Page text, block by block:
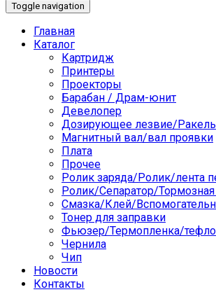
Toggle navigation
Главная
Каталог
Картридж
Принтеры
Проекторы
Барабан / Драм-юнит
Девелопер
Дозирующее лезвие/Ракель
Магнитный вал/вал проявки
Плата
Прочее
Ролик заряда/Ролик/лента
Ролик/Сепаратор/
Смазка/Клей/
Тонер для заправки
Фьюзер/Термопленка/
Чернила
Чип
Новости
Контакты